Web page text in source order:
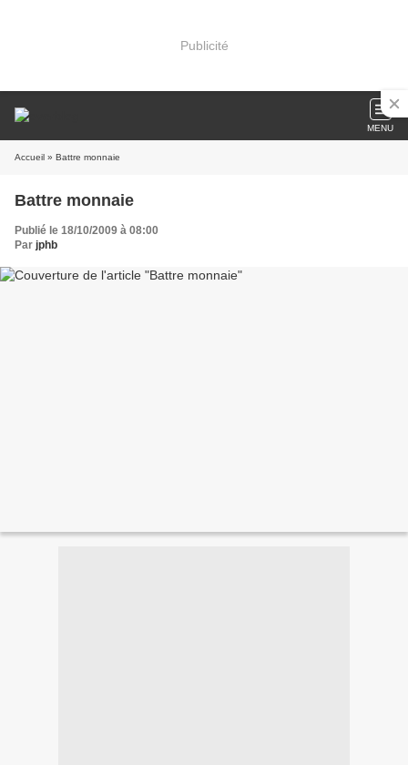
Publicité
MENU
Accueil » Battre monnaie
Battre monnaie
Publié le 18/10/2009 à 08:00
Par jphb